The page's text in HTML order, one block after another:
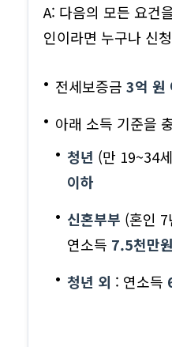
A: 다음의 모든 요건
인이라면 누구나 신
전세보증금3억 원
아래 소득 기준을
청년 (만 19~34
이하
신혼부부 (혼인
연소득 7.5천만
청년 외 : 연소득